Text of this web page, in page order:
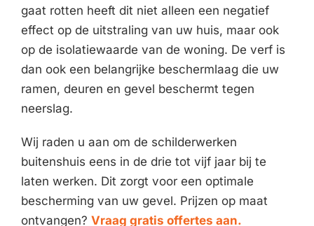
gaat rotten heeft dit niet alleen een negatief
effect op de uitstraling van uw huis, maar ook
op de isolatiewaarde van de woning. De verf is
dan ook een belangrijke beschermlaag die uw
ramen, deuren en gevel beschermt tegen
neerslag.
Wij raden u aan om de schilderwerken
buitenshuis eens in de drie tot vijf jaar bij te
laten werken. Dit zorgt voor een optimale
bescherming van uw gevel. Prijzen op maat
ontvangen? Vraag gratis offertes aan.